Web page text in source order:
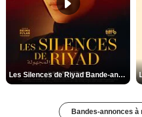
Les Silences de Riyad Bande-annonce VO STFR
Bandes-annonces à